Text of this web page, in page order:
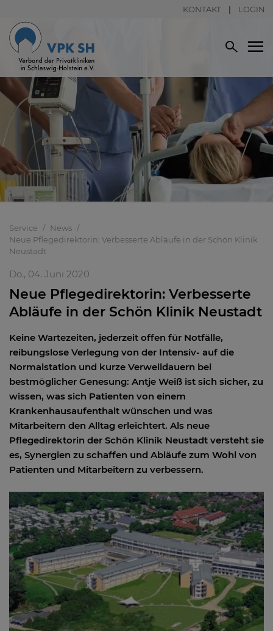
KONTAKT LOGIN
Service
News
Neue Pflegedirektorin: Verbesserte Abläufe in der Schön Klinik
Neustadt
Do., 04. Juni 2020
Neue Pflegedirektorin: Verbesserte
Abläufe in der Schön Klinik Neustadt
Keine Wartezeiten, jederzeit offen für Notfälle,
reibungslose Verlegung von der Intensiv- auf die
Normalstation und kurze Verweildauern bei
bestmöglicher Genesung: Antje Weiß ist sich sicher, zu
wissen, was sich Patienten von einem
Krankenhausaufenthalt wünschen und was
Mitarbeitern den Alltag erleichtert. Als neue
Pflegedirektorin der Schön Klinik Neustadt versteht sie
es, Synergien zu schaffen und Abläufe zum Wohl von
Patienten und Mitarbeitern zu verbessern.